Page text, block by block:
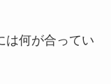
は何が合ってい